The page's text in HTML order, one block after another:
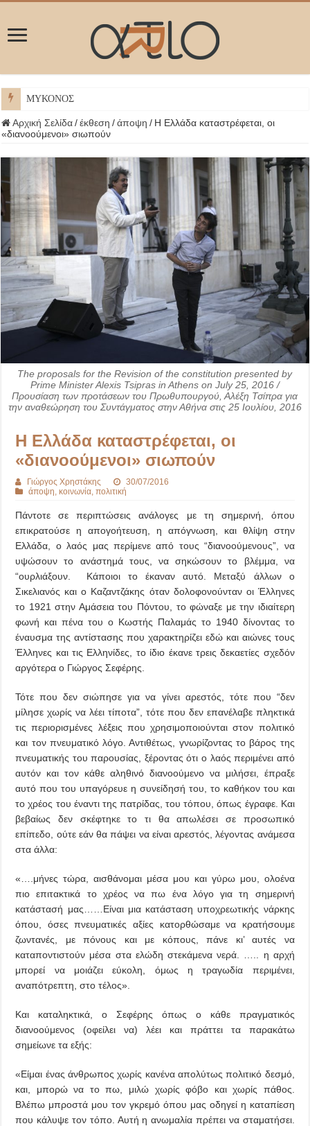
ΜΥΚΟΝΟΣ
Αρχική Σελίδα / έκθεση / άποψη / Η Ελλάδα καταστρέφεται, οι
«διανοούμενοι» σιωπούν
The proposals for the Revision of the constitution presented by
Prime Minister Alexis Tsipras in Athens on July 25, 2016 /
Προυσίαση των προτάσεων του Πρωθυπουργού, Αλέξη Τσίπρα για
την αναθεώρηση του Συντάγματος στην Αθήνα στις 25 Ιουλίου, 2016
Η Ελλάδα καταστρέφεται, οι
«διανοούμενοι» σιωπούν
Γιώργος Χρηστάκης
30/07/2016
άποψη ,κοινωνία ,πολιτική
Πάντοτε σε περιπτώσεις ανάλογες με τη σημερινή, όπου
επικρατούσε η απογοήτευση, η απόγνωση, και θλίψη στην
Ελλάδα, ο λαός μας περίμενε από τους “διανοούμενους”, να
υψώσουν το ανάστημά τους, να σηκώσουν το βλέμμα, να
“ουρλιάξουν. Κάποιοι το έκαναν αυτό. Μεταξύ άλλων ο
Σικελιανός και ο Καζαντζάκης όταν δολοφονούνταν οι Έλληνες
το 1921 στην Αμάσεια του Πόντου, το φώναξε με την ιδιαίτερη
φωνή και πένα του ο Κωστής Παλαμάς το 1940 δίνοντας το
έναυσμα της αντίστασης που χαρακτηρίζει εδώ και αιώνες τους
Έλληνες και τις Ελληνίδες, το ίδιο έκανε τρεις δεκαετίες σχεδόν
αργότερα ο Γιώργος Σεφέρης.
Τότε που δεν σιώπησε για να γίνει αρεστός, τότε που “δεν
μίλησε χωρίς να λέει τίποτα”, τότε που δεν επανέλαβε πληκτικά
τις περιορισμένες λέξεις που χρησιμοποιούνται στον πολιτικό
και τον πνευματικό λόγο. Αντιθέτως, γνωρίζοντας το βάρος της
πνευματικής του παρουσίας, ξέροντας ότι ο λαός περιμένει από
αυτόν και τον κάθε αληθινό διανοούμενο να μιλήσει, έπραξε
αυτό που του υπαγόρευε η συνείδησή του, το καθήκον του και
το χρέος του έναντι της πατρίδας, του τόπου, όπως έγραφε. Και
βεβαίως δεν σκέφτηκε το τι θα απωλέσει σε προσωπικό
επίπεδο, ούτε εάν θα πάψει να είναι αρεστός, λέγοντας ανάμεσα
στα άλλα:
«….μήνες τώρα, αισθάνομαι μέσα μου και γύρω μου, ολοένα
πιο επιτακτικά το χρέος να πω ένα λόγο για τη σημερινή
κατάστασή μας……Είναι μια κατάσταση υποχρεωτικής νάρκης
όπου, όσες πνευματικές αξίες κατορθώσαμε να κρατήσουμε
ζωντανές, με πόνους και με κόπους, πάνε κι’ αυτές να
καταποντιστούν μέσα στα ελώδη στεκάμενα νερά. ….. η αρχή
μπορεί να μοιάζει εύκολη, όμως η τραγωδία περιμένει,
αναπότρεπτη, στο τέλος».
Και καταληκτικά, ο Σεφέρης όπως ο κάθε πραγματικός
διανοούμενος (οφείλει να) λέει και πράττει τα παρακάτω
σημείωνε τα εξής:
«Είμαι ένας άνθρωπος χωρίς κανένα απολύτως πολιτικό δεσμό,
και, μπορώ να το πω, μιλώ χωρίς φόβο και χωρίς πάθος.
Βλέπω μπροστά μου τον γκρεμό όπου μας οδηγεί η καταπίεση
που κάλυψε τον τόπο. Αυτή η ανωμαλία πρέπει να σταματήσει.